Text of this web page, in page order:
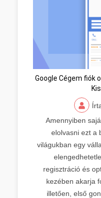
Google Cégem fiók
Amennyiben
elolvasni ezt a
világukban egy
regisztráció és
kezében akarja
illetően, első